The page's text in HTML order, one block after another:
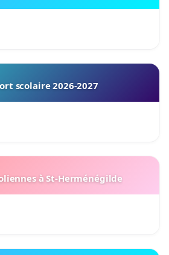
scolaire 2026-2027
à St-Herménégilde